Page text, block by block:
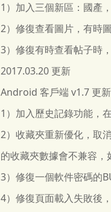
1）加入三個新區：國產
2）修復查看圖片，有時
3）修復有時查看帖子時
2017.03.20 更新
Android 客戶端 v1.7 更
1）加入歷史記錄功能，
2）收藏夾重新優化，取
的收藏夾數據會不兼容
3）修復一個軟件密碼的
4）修復頁面載入失敗後